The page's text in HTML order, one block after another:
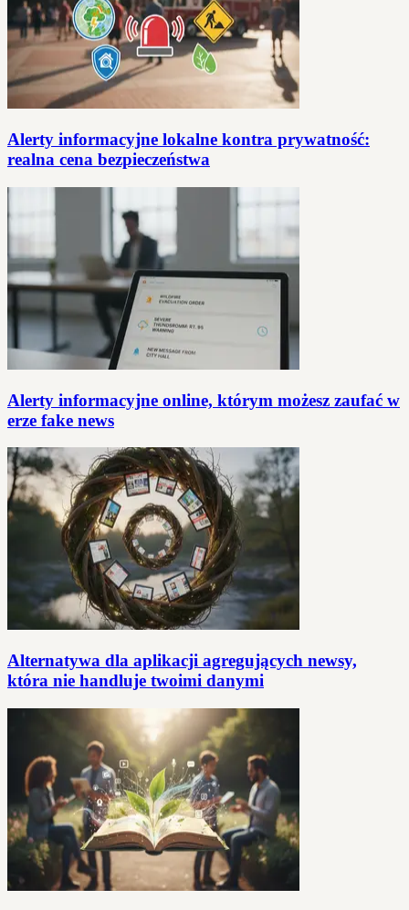
Alerty informacyjne lokalne kontra prywatność:
realna cena bezpieczeństwa
Alerty informacyjne online, którym możesz zaufać w
erze fake news
Alternatywa dla aplikacji agregujących newsy,
która nie handluje twoimi danymi